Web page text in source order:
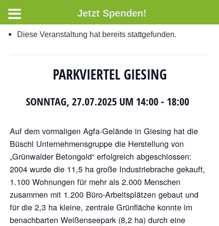
Diese Veranstaltung hat bereits stattgefunden.
PARKVIERTEL GIESING
SONNTAG, 27.07.2025 UM 14:00- 18:00
Auf dem vormaligen Agfa-Gelände in Giesing hat die
Büschl Unternehmensgruppe die Herstellung von
„Grünwalder Betongold“ erfolgreich abgeschlossen:
2004 wurde die 11,5 ha große Industriebrache gekauft,
1.100 Wohnungen für mehr als 2.000 Menschen
zusammen mit 1.200 Büro-Arbeitsplätzen gebaut und
für die 2,3 ha kleine, zentrale Grünfläche konnte im
benachbarten Weißenseepark (8,2 ha) durch eine
Jetzt Spenden!